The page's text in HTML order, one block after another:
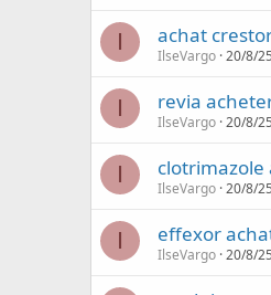
I achat
IlseVargo 20/8/25
I revia
IlseVargo 20/8/25
I clotrimazole
IlseVargo 20/8/25
I effexor
IlseVargo 20/8/25